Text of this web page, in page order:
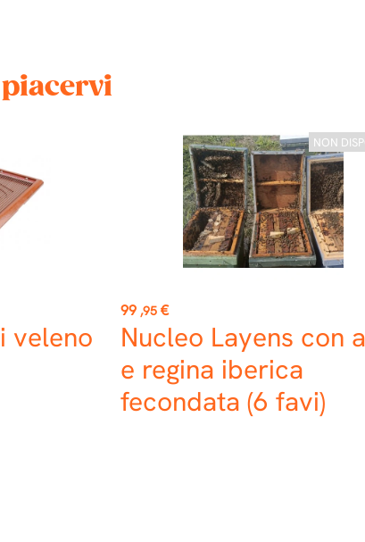
veleno
NON
Prezzo
99 ,95 €
Nucleo Layens con
e regina iberica
fecondata (6 favi)